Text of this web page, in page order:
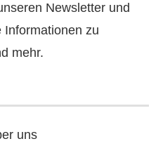
Newsletter und
Informationen zu
mehr.